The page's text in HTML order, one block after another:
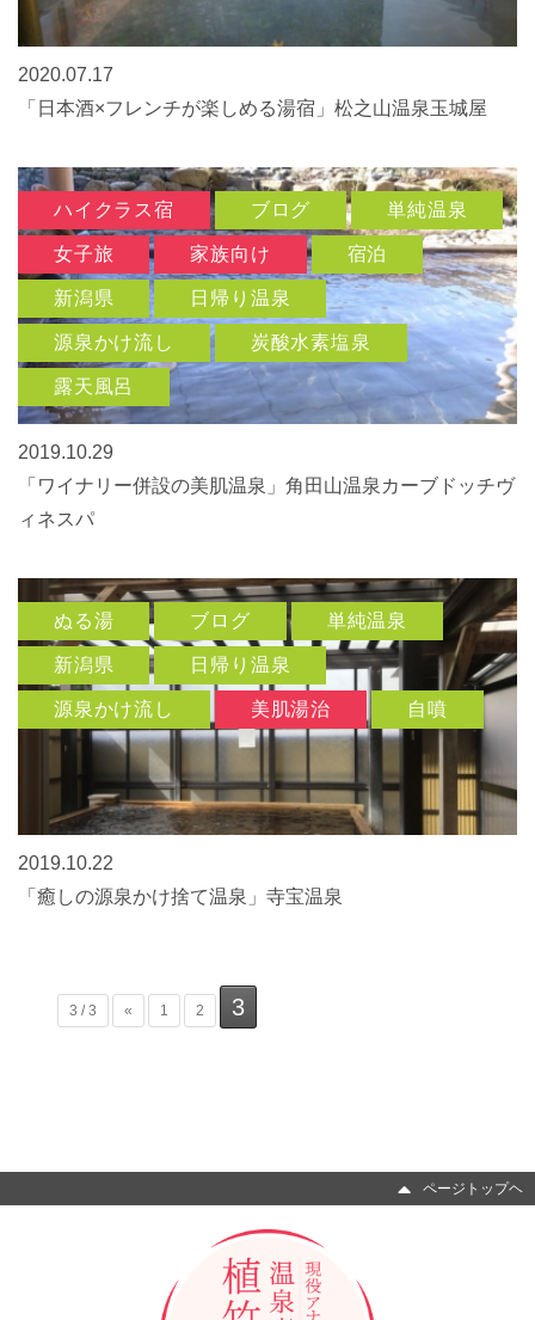
2020.07.17
「日本酒×フレンチが楽しめる湯宿」松之山温泉玉城屋
ハイクラス宿 ブログ 単純温泉
女子旅 家族向け 宿泊
新潟県 日帰り温泉
源泉かけ流し 炭酸水素塩泉
露天風呂
2019.10.29
「ワイナリー併設の美肌温泉」角田山温泉カーブドッチヴ
ィネスパ
ぬる湯 ブログ 単純温泉
新潟県 日帰り温泉
源泉かけ流し 美肌湯治 自噴
2019.10.22
「癒しの源泉かけ捨て温泉」寺宝温泉
3 / 3 « 1 2 3
ページトップヘ